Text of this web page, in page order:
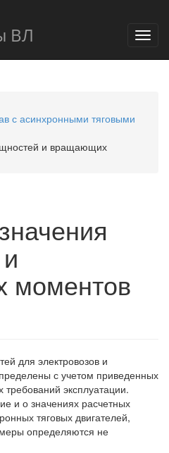
ВЛ
с асинхронными тяговыми
и вращающих
для электровозов и
с учетом приведенных
эксплуатации.
и о значениях расчетных
тяговых двигателей,
определяются не